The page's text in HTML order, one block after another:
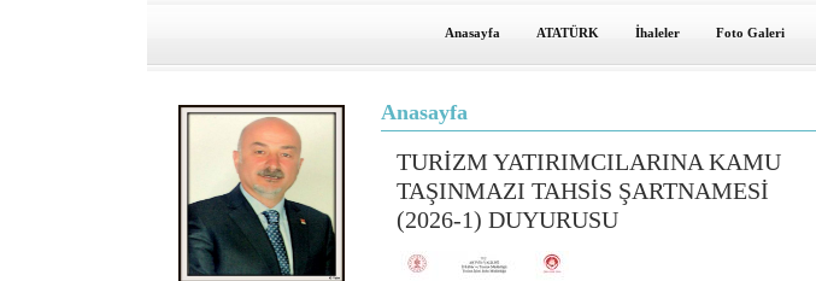
Anasayfa ATATÜRK İhaleler Foto Galeri
Anasayfa
TURİZM YATIRIMCILARINA KAMU
TAŞINMAZI TAHSİS ŞARTNAMESİ
(2026-1) DUYURUSU